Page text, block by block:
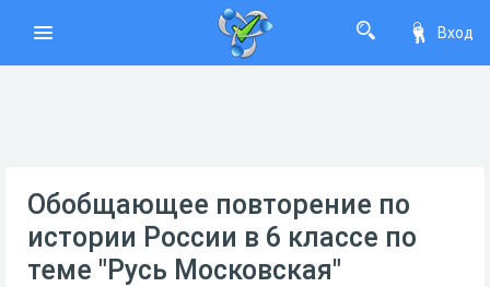
Вход
Обобщающее повторение по
истории России в 6 классе по
теме "Русь Московская"